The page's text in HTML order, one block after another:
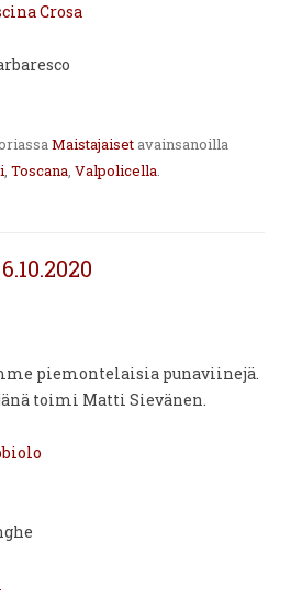
Crosa
Maistajaiset avainsanoilla
, Toscana, Valpolicella.
piemontelaisia punaviinejä.
toimi Matti Sievänen.